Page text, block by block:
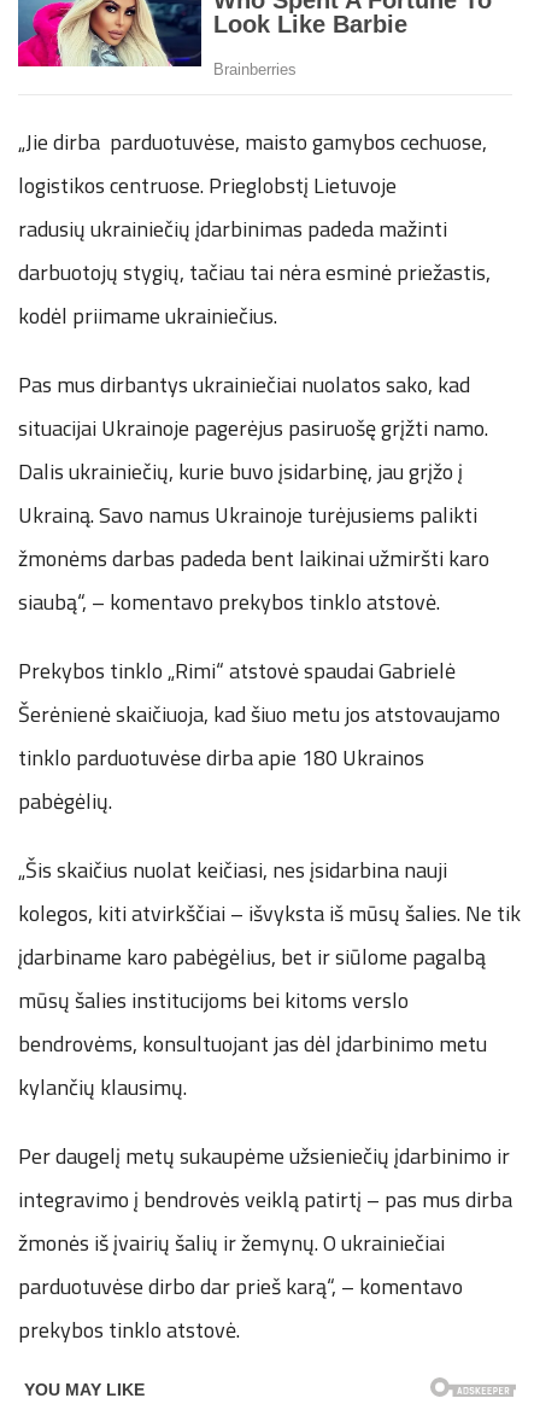
„Jie dirba parduotuvėse, maisto gamybos cechuose,
logistikos centruose. Prieglobstį Lietuvoje
radusių ukrainiečių įdarbinimas padeda mažinti
darbuotojų stygių, tačiau tai nėra esminė priežastis,
kodėl priimame ukrainiečius.
Pas mus dirbantys ukrainiečiai nuolatos sako, kad
situacijai Ukrainoje pagerėjus pasiruošę grįžti namo.
Dalis ukrainiečių, kurie buvo įsidarbinę, jau grįžo į
Ukrainą. Savo namus Ukrainoje turėjusiems palikti
žmonėms darbas padeda bent laikinai užmiršti karo
siaubą“, – komentavo prekybos tinklo atstovė.
Prekybos tinklo „Rimi“ atstovė spaudai Gabrielė
Šerėnienė skaičiuoja, kad šiuo metu jos atstovaujamo
tinklo parduotuvėse dirba apie 180 Ukrainos
pabėgėlių.
„Šis skaičius nuolat keičiasi, nes įsidarbina nauji
kolegos, kiti atvirkščiai – išvyksta iš mūsų šalies. Ne tik
įdarbiname karo pabėgėlius, bet ir siūlome pagalbą
mūsų šalies institucijoms bei kitoms verslo
bendrovėms, konsultuojant jas dėl įdarbinimo metu
kylančių klausimų.
Per daugelį metų sukaupėme užsieniečių įdarbinimo ir
integravimo į bendrovės veiklą patirtį – pas mus dirba
žmonės iš įvairių šalių ir žemynų. O ukrainiečiai
parduotuvėse dirbo dar prieš karą“, – komentavo
prekybos tinklo atstovė.